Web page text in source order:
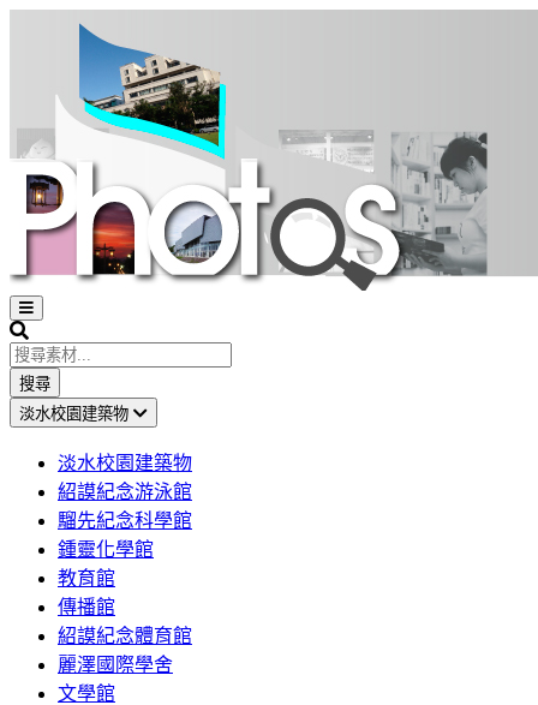
Open
sidebar
Search
搜尋
淡水校園建築物
淡水校園建築物
紹謨紀念游泳館
騮先紀念科學館
鍾靈化學館
教育館
傳播館
紹謨紀念體育館
麗澤國際學舍
文學館